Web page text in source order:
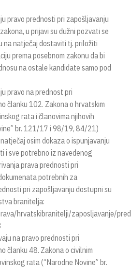
pravo prednosti pri zapošljavanju
u prijavi su dužni pozvati se
na natječaj dostaviti tj. priložiti
prema posebnom zakonu da bi
na ostale kandidate samo pod
pravo na prednost pri
članku 102. Zakona o hrvatskim
rata i članovima njihovih
br. 121/17 i 98/19, 84/21)
osim dokaza o ispunjavanju
i sve potrebno iz navedenog
prava prednosti pri
potrebnih za
pri zapošljavanju dostupni su
branitelja:
hrvatskibranitelji/zaposljavanje/
na pravo prednosti pri
članku 48. Zakona o civilnim
rata (“Narodne Novine” br.